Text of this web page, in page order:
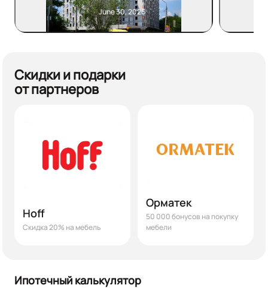
June 30, 2026
Скидки и подарки
от партнеров
Hoff
Скидка 20% на мебель
Орматек
50 000 бонусов на покупку
мебели
Ипотечный калькулятор